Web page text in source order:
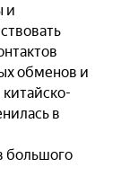
и
обменов и
в
большого